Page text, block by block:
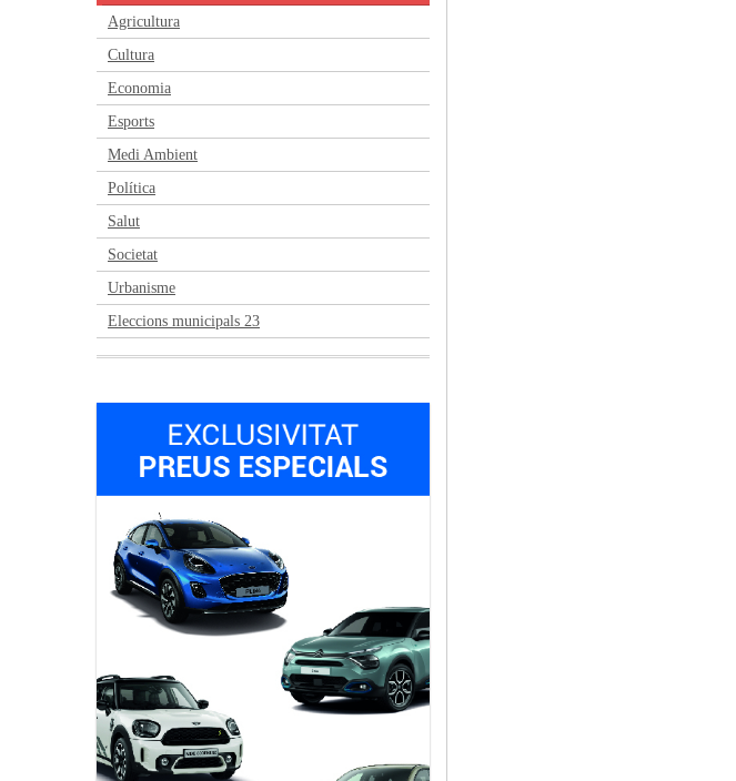
Agricultura
Cultura
Economia
Esports
Medi Ambient
Política
Salut
Societat
Urbanisme
Eleccions municipals 23